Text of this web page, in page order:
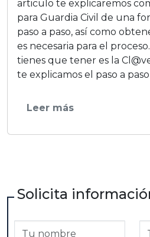
articulo te explicaremos
para Guardia Civil de una
paso a paso, así como
es necesaria para el
tienes que tener es la
te explicamos el paso a
Leer más
Solicita